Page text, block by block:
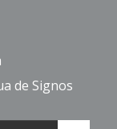
de Signos